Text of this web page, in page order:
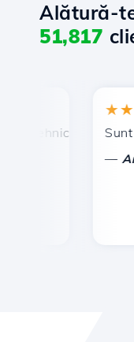
Alătură-
51,817
prompt și
Sunt
Andrei